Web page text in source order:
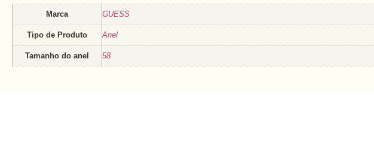
Marca GUESS
Tipo de Produto Anel
Tamanho do anel 58